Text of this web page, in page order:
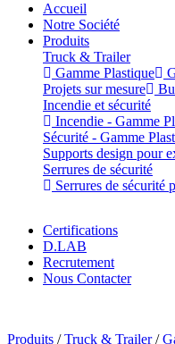
Accueil
Notre Société
Produits
Truck & Trailer
Gamme Plastique
Projets sur mesure
Incendie et sécurité
Incendie - Gamme
Sécurité - Gamme
Supports design pour
Serrures de sécurité
Serrures de sécurité
Certifications
D.LAB
Recrutement
Nous Contacter
Produits /Truck & Trailer/